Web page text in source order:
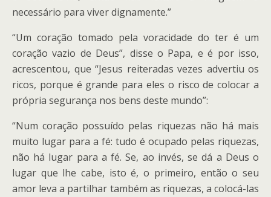
necessário para viver dignamente.”
“Um coração tomado pela voracidade do ter é um
coração vazio de Deus”, disse o Papa, e é por isso,
acrescentou, que “Jesus reiteradas vezes advertiu os
ricos, porque é grande para eles o risco de colocar a
própria segurança nos bens deste mundo”:
“Num coração possuído pelas riquezas não há mais
muito lugar para a fé: tudo é ocupado pelas riquezas,
não há lugar para a fé. Se, ao invés, se dá a Deus o
lugar que lhe cabe, isto é, o primeiro, então o seu
amor leva a partilhar também as riquezas, a colocá-las